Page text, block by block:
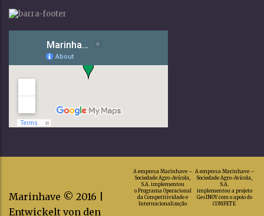
Marinhave © 2016 |
Entwickelt von den
A empresa Marinhave –
Sociedade Agro-Avícola,
S.A.
implementou a projeto
GesINOV com o apoio do
COMPETE
A empresa Marinhave –
Sociedade Agro-Avícola,
S.A. implementou
o Programa Operacional
da Competitividade e
Internacionalização